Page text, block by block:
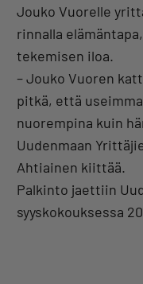
Jouko Vuorelle
rinnalla
tekemisen iloa.
– Jouko Vuoren
pitkä, että
nuorempina kuin
Uudenmaan
Ahtiainen kiittää.
Palkinto jaettiin
syyskokouksessa